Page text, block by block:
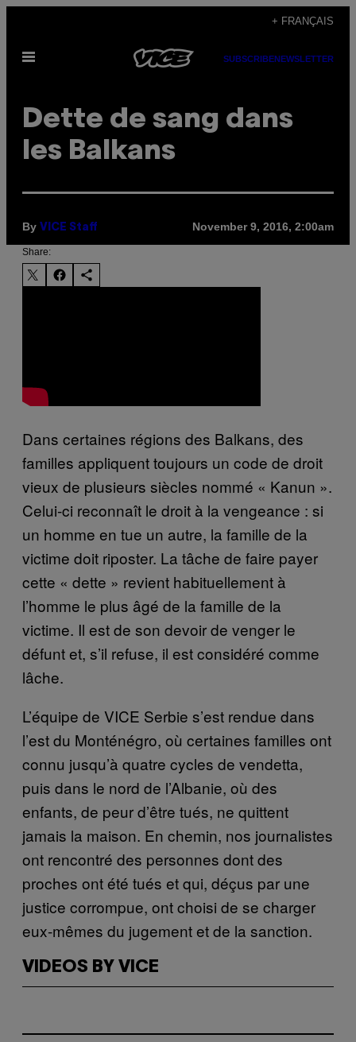
content
+ FRANÇAIS
Open
SUBSCRIBENEWSLETTER
Dette de sang dans
les Balkans
By VICE Staff November 9, 2016, 2:00am
Share:
Dans certaines régions des Balkans, des
familles appliquent toujours un code de droit
vieux de plusieurs siècles nommé « Kanun ».
Celui-ci reconnaît le droit à la vengeance : si
un homme en tue un autre, la famille de la
victime doit riposter. La tâche de faire payer
cette « dette » revient habituellement à
l’homme le plus âgé de la famille de la
victime. Il est de son devoir de venger le
défunt et, s’il refuse, il est considéré comme
lâche.
L’équipe de VICE Serbie s’est rendue dans
l’est du Monténégro, où certaines familles ont
connu jusqu’à quatre cycles de vendetta,
puis dans le nord de l’Albanie, où des
enfants, de peur d’être tués, ne quittent
jamais la maison. En chemin, nos journalistes
ont rencontré des personnes dont des
proches ont été tués et qui, déçus par une
justice corrompue, ont choisi de se charger
eux-mêmes du jugement et de la sanction.
VIDEOS BY VICE